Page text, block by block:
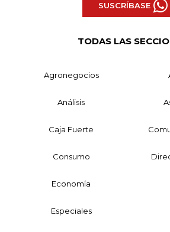
SUSCRÍBASE
TODAS LAS
Agronegocios
Análisis
Caja Fuerte
Consumo
Economía
Especiales